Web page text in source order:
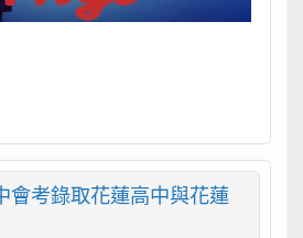
會考錄取花蓮高中與花蓮